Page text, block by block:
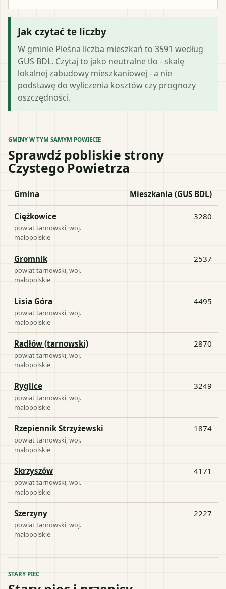
Jak czytać te liczby
W gminie Pleśna liczba mieszkań to 3591 według
GUS BDL. Czytaj to jako neutralne tło - skalę
lokalnej zabudowy mieszkaniowej - a nie
podstawę do wyliczenia kosztów czy prognozy
oszczędności.
GMINY W TYM SAMYM POWIECIE
Sprawdź pobliskie strony
Czystego Powietrza
Gmina Mieszkania (GUS BDL)
Ciężkowice
powiattarnowski , woj.
małopolskie
3280
Gromnik
powiattarnowski , woj.
małopolskie
2537
Lisia Góra
powiattarnowski , woj.
małopolskie
4495
Radłów (tarnowski)
powiattarnowski , woj.
małopolskie
2870
Ryglice
powiattarnowski , woj.
małopolskie
3249
Rzepiennik Strzyżewski
powiattarnowski , woj.
małopolskie
1874
Skrzyszów
powiattarnowski , woj.
małopolskie
4171
Szerzyny
powiattarnowski , woj.
małopolskie
2227
STARY PIEC